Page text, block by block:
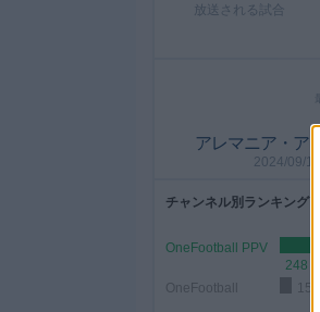
放送される試合
アレマニア・ア
2024/09/
チャンネル別ランキング
OneFootball PPV
248
OneFootball
15